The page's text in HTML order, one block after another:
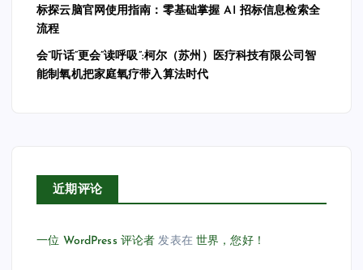
标探云脑官网使用指南：零基础掌握 AI 招标信息检索全
流程
会”听话”更会”读呼吸”:柯尔（苏州）医疗科技有限公司智
能制氧机把家庭氧疗带入算法时代
近期评论
一位 WordPress 评论者 发表在世界，您好！